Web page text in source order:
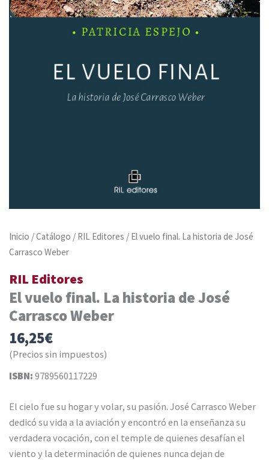
Inicio /Catálogo / RIL Editores / El vuelo final. La historia de José
Carrasco Weber
RIL Editores
El vuelo final. La historia de José
Carrasco Weber
16,25€
(Precios sin impuestos)
ISBN: 9789560117229
El cielo fue su hogar y volar, su pasión. José Carrasco Weber
dedicó su vida a la aviación y encontró en la enseñanza su
verdadera vocación, con el temple de quienes desafían el
viento y la determinación de quienes nunca dejan de